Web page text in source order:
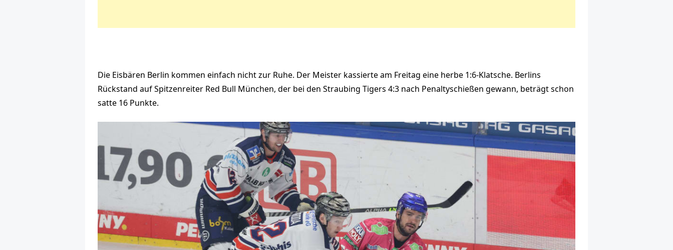
Die Eisbären Berlin kommen einfach nicht zur Ruhe. Der Meister kassierte am Freitag eine herbe 1:6-Klatsche. Berlins
Rückstand auf Spitzenreiter Red Bull München, der bei den Straubing Tigers 4:3 nach Penaltyschießen gewann, beträgt schon
satte 16 Punkte.